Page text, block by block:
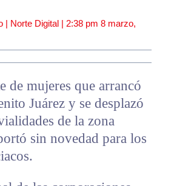
| Norte Digital | 2:38 pm 8 marzo,
de mujeres que arrancó
Juárez y se desplazó
de la zona
sin novedad para los